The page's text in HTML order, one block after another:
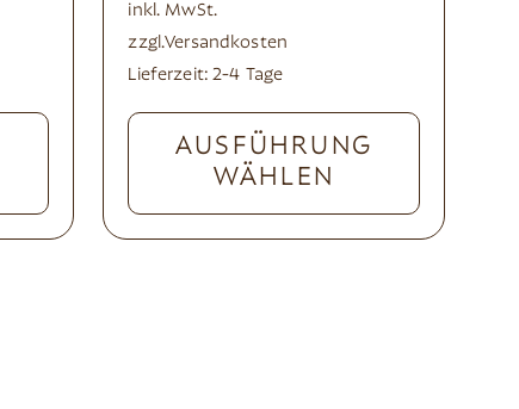
inkl. MwSt.
zzgl.Versandkosten
Lieferzeit:2-4 Tage
AUSFÜHRUNG
WÄHLEN